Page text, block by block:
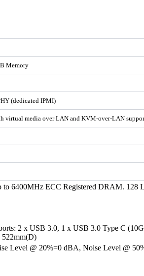
Memory
(dedicated IPMI)
virtual media over LAN and KVM-over-LAN
6400MHz ECC Registered DRAM. 128
2 x USB 3.0, 1 x USB 3.0 Type C
522mm(D)
Level @ 20%=0 dBA, Noise Level @